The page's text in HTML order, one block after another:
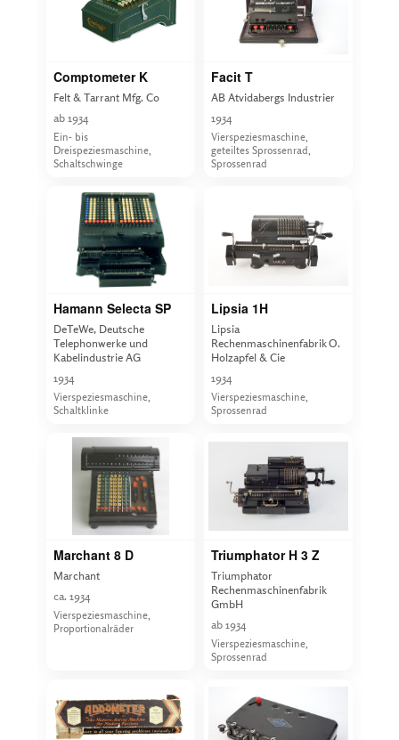
Comptometer K
Felt & Tarrant Mfg. Co
ab 1934
Ein- bis
Dreispeziesmaschine,
Schaltschwinge
Facit T
AB Atvidabergs Industrier
1934
Vierspeziesmaschine,
geteiltes Sprossenrad,
Sprossenrad
Hamann Selecta SP
DeTeWe, Deutsche
Telephonwerke und
Kabelindustrie AG
1934
Vierspeziesmaschine,
Schaltklinke
Lipsia 1H
Lipsia
Rechenmaschinenfabrik O.
Holzapfel & Cie
1934
Vierspeziesmaschine,
Sprossenrad
Marchant 8 D
Marchant
ca. 1934
Vierspeziesmaschine,
Proportionalräder
Triumphator H 3 Z
Triumphator
Rechenmaschinenfabrik
GmbH
ab 1934
Vierspeziesmaschine,
Sprossenrad